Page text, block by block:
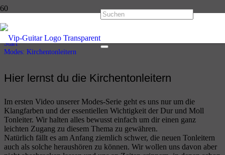
Modes: Kirchentonleitern
Start
Modes: Kirchentonleitern
Hier lernst du die Kirchentonleitern
Im ersten Video unserer Modes-Serie geht es uns nur um die
Klangfarben und der essentiellen Wichtigkeit der Dur und Moll
Tonleiter. Wir halten alles bewusst einfach um dir einen ganz
leichten Zugang zu diesem Thema zu gewähren.
Natürlich fällt es am Anfang ziemlich schwer, die neuen Tonleitern
auch als solche heraushören zu können. Wir wollen uns davon aber